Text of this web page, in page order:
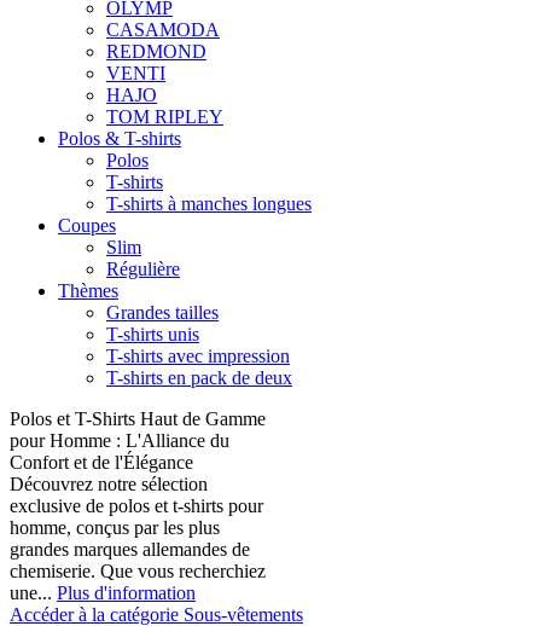
OLYMP
CASAMODA
REDMOND
VENTI
HAJO
TOM RIPLEY
Polos & T-shirts
Polos
T-shirts
T-shirts à manches longues
Coupes
Slim
Régulière
Thèmes
Grandes tailles
T-shirts unis
T-shirts avec impression
T-shirts en pack de deux
Polos et T-Shirts Haut de Gamme
pour Homme : L'Alliance du
Confort et de l'Élégance
Découvrez notre sélection
exclusive de polos et t-shirts pour
homme, conçus par les plus
grandes marques allemandes de
chemiserie. Que vous recherchiez
une... Plus d'information
Accéder à la catégorie Sous-vêtements